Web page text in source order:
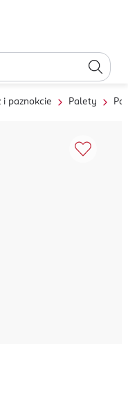
i paznokcie Palety